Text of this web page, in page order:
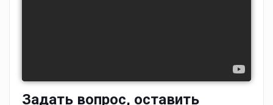
Задать вопрос, оставить